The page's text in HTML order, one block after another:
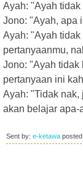
Ayah: "Ayah tidak
Jono: "Ayah, apa
Ayah: "Ayah
pertanyaanmu,
Jono: "Ayah tidak
pertanyaan ini
Ayah: "Tidak nak,
akan belajar apa-
Sent by: e-ketawa